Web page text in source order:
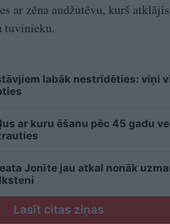
ar zēna audžutēvu, kurš
tuvinieku.
labāk nestrīdēties: viņi
ar kuru ēšanu pēc 45 gadu
Jonīte jau atkal nonāk
Lasīt citas ziņas